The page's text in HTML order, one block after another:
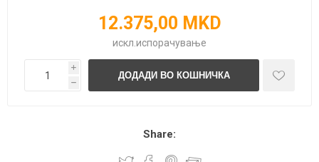
12.375,00 MKD
искл. испорачување
i
h
Share: